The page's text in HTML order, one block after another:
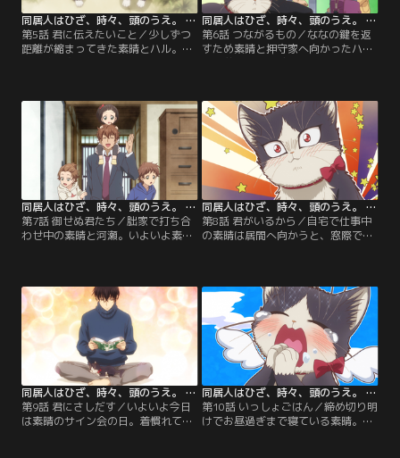
同居人はひざ、時々、頭のうえ。 第05話
第5話 君に伝えたいこと／少しずつ
距離が縮まってきた素晴とハル。先
ットボトルを使ったエサのあげ方や
適切な量など、初めて聴く話に熱心
になる素晴。ハルもいつもと違うエ
サの食べ方に楽しそうな様子。しば
らくしてななは帰宅したが…。
同居人はひざ、時々、頭のうえ。 第06話
第6話 つながるもの／ななの鍵を返
すため素晴と押守家へ向かったハル
男はななの弟・優伍だった。その大
柄な外見におびえる素晴とハルであ
ったが、はちやろくと戯れる様子を
見て一安心。すると優伍の鞄に「小
説北極星」という雑誌を見つける。
同居人はひざ、時々、頭のうえ。 第07話
第7話 御せぬ君たち／朏家で打ち合
わせ中の素晴と河瀬。いよいよ素晴
る。書店からの強い要望でぜひ開催
してほしいと言われるが、人付き合
いが苦手な素晴にとってサイン会な
どもってのほか。きっぱりと断る素
晴。すると突然、玄関チャイムが鳴
り響き…。
同居人はひざ、時々、頭のうえ。 第08話
第8話 君がいるから／自宅で仕事中
の素晴は居間へ向かうと、窓際で丸
に座り資料を読み始めると、思わず
寝入ってしまう。すると小学生時代
の夢を見始める--。一方ハルは、す
ぐそばで寝ている素晴にご飯を作る
ため台所へと向かう。
同居人はひざ、時々、頭のうえ。 第09話
第9話 君にさしだす／いよいよ今日
は素晴のサイン会の日。着慣れてい
同居人はひざ、時々、頭のうえ。 第10話
第10話 いっしょごはん／締め切り明
けでお昼過ぎまで寝ている素晴。大